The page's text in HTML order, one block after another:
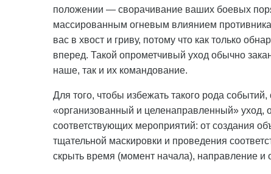
положении — сворачивание ваших боевых
массированным огневым влиянием
вас в хвост и гриву, потому что как только
вперед. Такой опрометчивый уход обычно
наше, так и их командование.
Для того, чтобы избежать такого рода
«организованный и целенаправленный» уход,
соответствующих мероприятий: от создания
тщательной маскировки и проведения
скрыть время (момент начала), направление и